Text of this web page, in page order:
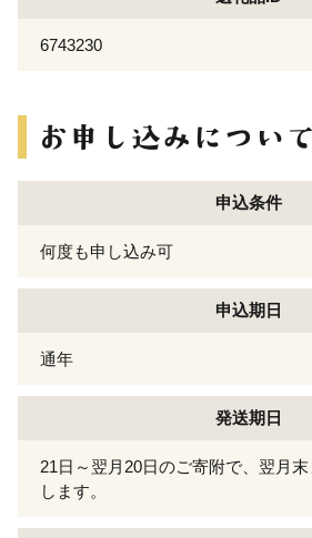
6743230
申込条件
何度も申し込み可
申込期日
通年
発送期日
21日～翌月20日のご寄附で、翌月
します。